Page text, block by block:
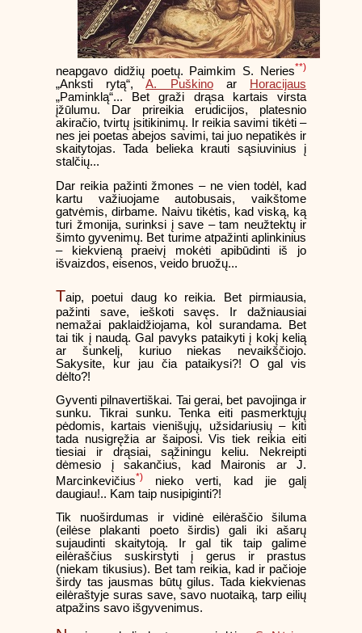
neapgavo didžių poetų. Paimkim S. Neries**)
„Anksti rytą“,A. Puškinoar
Horacijaus
„Paminklą“... Bet graži drąsa kartais virsta
įžūlumu. Dar prireikia erudicijos, platesnio
akiračio, tvirtų įsitikinimų. Ir reikia savimi tikėti –
nes jei poetas abejos savimi, tai juo nepatikės ir
skaitytojas. Tada belieka krauti sąsiuvinius į
stalčių...
Dar reikia pažinti žmones – ne vien todėl, kad
kartu važiuojame autobusais, vaikštome
gatvėmis, dirbame. Naivu tikėtis, kad viską, ką
turi žmonija, surinksi į save – tam neužtektų ir
šimto gyvenimų. Bet turime atpažinti aplinkinius
– kiekvieną praeivį mokėti apibūdinti iš jo
išvaizdos, eisenos, veido bruožų...
Taip, poetui daug ko reikia. Bet pirmiausia,
pažinti save, ieškoti savęs. Ir dažniausiai
nemažai paklaidžiojama, kol surandama. Bet
tai tik į naudą. Gal pavyks pataikyti į kokį kelią
ar šunkelį, kuriuo niekas nevaikščiojo.
Sakysite, kur jau čia pataikysi?! O gal vis
dėlto?!
Gyventi pilnavertiškai. Tai gerai, bet pavojinga ir
sunku. Tikrai sunku. Tenka eiti pasmerktųjų
pėdomis, kartais vienišųjų, užsidariusių – kiti
tada nusigręžia ar šaiposi. Vis tiek reikia eiti
tiesiai ir drąsiai, sąžiningu keliu. Nekreipti
dėmesio į sakančius, kad Maironis ar J.
Marcinkevičius*) nieko verti, kad jie galį
daugiau!.. Kam taip nusipiginti?!
Tik nuoširdumas ir vidinė eilėraščio šiluma
(eilėse plakanti poeto širdis) gali iki ašarų
sujaudinti skaitytoją. Ir gal tik taip galime
eilėraščius suskirstyti į gerus ir prastus
(niekam tikusius). Bet tam reikia, kad ir pačioje
širdy tas jausmas būtų gilus. Tada kiekvienas
eilėraštyje suras save, savo nuotaiką, tarp eilių
atpažins savo išgyvenimus.